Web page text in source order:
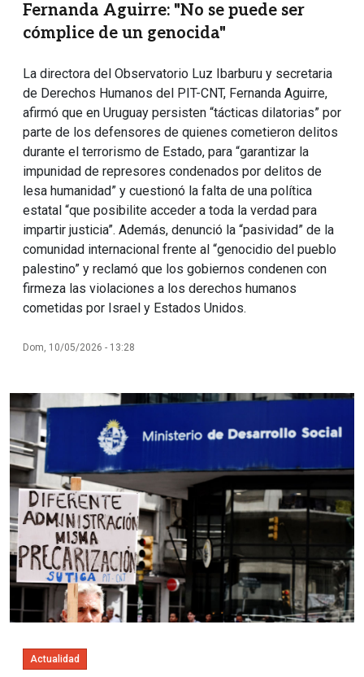
Fernanda Aguirre: "No se puede ser
cómplice de un genocida"
La directora del Observatorio Luz Ibarburu y secretaria
de Derechos Humanos del PIT-CNT, Fernanda Aguirre,
afirmó que en Uruguay persisten “tácticas dilatorias” por
parte de los defensores de quienes cometieron delitos
durante el terrorismo de Estado, para “garantizar la
impunidad de represores condenados por delitos de
lesa humanidad” y cuestionó la falta de una política
estatal “que posibilite acceder a toda la verdad para
impartir justicia”. Además, denunció la “pasividad” de la
comunidad internacional frente al “genocidio del pueblo
palestino” y reclamó que los gobiernos condenen con
firmeza las violaciones a los derechos humanos
cometidas por Israel y Estados Unidos.
Dom, 10/05/2026 - 13:28
Imagen
Actualidad